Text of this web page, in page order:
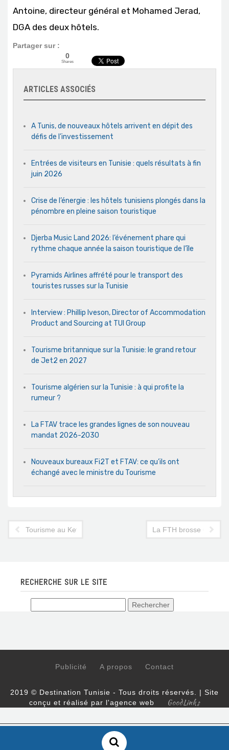
Antoine, directeur général et Mohamed Jerad,
DGA des deux hôtels.
Partager sur :
0
Shares
ARTICLES ASSOCIÉS
A Tunis, de nouveaux hôtels arrivent en dépit des
défis de l’investissement
Entrées de visiteurs en Tunisie : quels résultats à fin
juin 2026
Crise de l’énergie : les hôtels tunisiens plongés dans la
pénombre en pleine saison touristique
Djerba Music Land 2026: l’événement phare qui
rythme chaque année la saison touristique de l’île
Pyramids Airlines affrété pour le transport des
touristes russes sur la Tunisie
Interview : Phillip Iveson, Director of Accommodation
Product and Sourcing at TUI Group
Tourisme britannique sur la Tunisie: le grand retour
de Jet2 en 2027
Tourisme algérien sur la Tunisie : à qui profite la
rumeur ?
La FTAV trace les grandes lignes de son nouveau
mandat 2026-2030
Nouveaux bureaux Fi2T et FTAV: ce qu’ils ont
échangé avec le ministre du Tourisme
Tourisme au Kef, parce que la ville le vaut bienLa FTH brosse un
RECHERCHE SUR LE SITE
Publicité A propos Contact
2019 © Destination Tunisie - Tous droits réservés. | Site
conçu et réalisé par l'agence web
GoodLinks